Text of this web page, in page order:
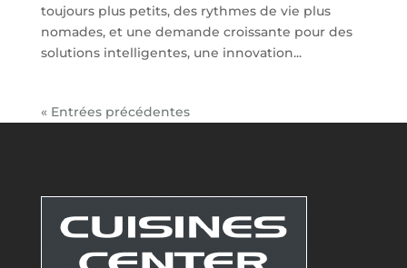
toujours plus petits, des rythmes de vie plus
nomades, et une demande croissante pour des
solutions intelligentes, une innovation...
« Entrées précédentes